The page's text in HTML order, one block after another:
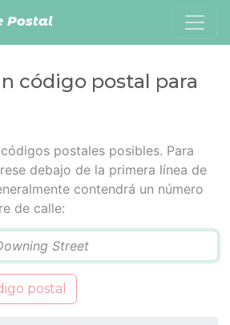
Postal
código postal para
postales posibles. Para
debajo de la primera línea de
contendrá un número
de calle:
postal